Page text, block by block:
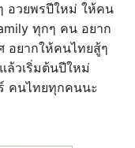
อวยพรปีใหม่ ให้คน
ทุกๆ คน อยาก
อยากให้คนไทยสู้ๆ
ล้วเริ่มต้นปีใหม่
คนไทยทุกคนนะ